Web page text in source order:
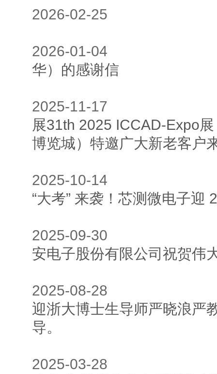
2026-02-
2026-01-
华）的感谢信
2025-11-
展31th 2025 ICCAD-Expo
博览城）特邀广大新老客户
2025-10-
“大考” 来袭！芯测微电子迎
2025-09-
安电子股份有限公司祝贺伟
2025-08-
迎浙大博士生导师严晓浪严
导。
2025-03-